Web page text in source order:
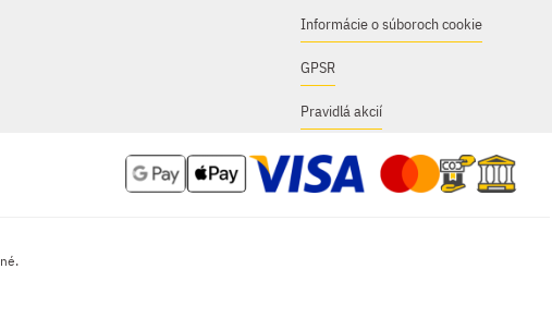
Informácie o súboroch cookie
GPSR
Pravidlá akcií